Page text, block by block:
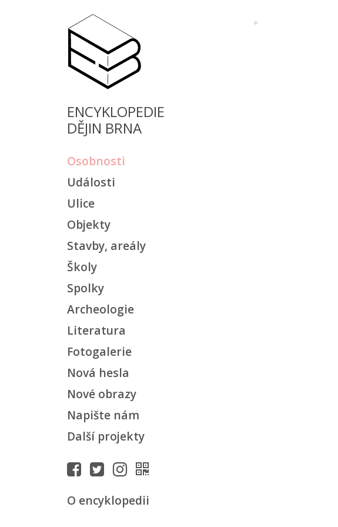
ENCYKLOPEDIE
DĚJIN BRNA
Osobnosti
Události
Ulice
Objekty
Stavby, areály
Školy
Spolky
Archeologie
Literatura
Fotogalerie
Nová hesla
Nové obrazy
Napište nám
Další projekty
O encyklopedii